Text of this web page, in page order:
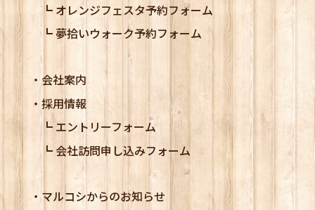
オレンジフェスタ予約フォーム
夢拾いウォーク予約フォーム
会社案内
採用情報
エントリーフォーム
会社訪問申し込みフォーム
マルコシからのお知らせ